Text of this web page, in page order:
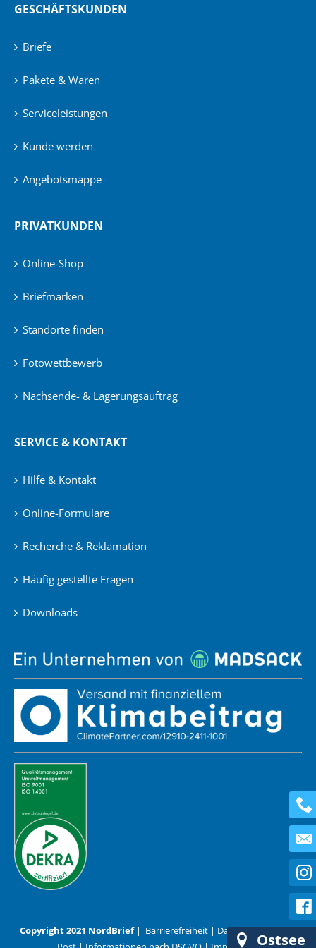
GESCHÄFTSKUNDEN
Briefe
Pakete & Waren
Serviceleistungen
Kunde werden
Angebotsmappe
PRIVATKUNDEN
Online-Shop
Briefmarken
Standorte finden
Fotowettbewerb
Nachsende- & Lagerungsauftrag
SERVICE & KONTAKT
Hilfe & Kontakt
Online-Formulare
Recherche & Reklamation
Häufig gestellte Fragen
Downloads
Copyright 2021 NordBrief| Barrierefreiheit| Datenschutz|AGB
Ostsee